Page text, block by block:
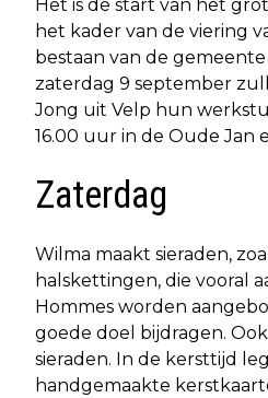
Het is de start van het
het kader van de viering
bestaan van de
zaterdag 9 september
Jong uit Velp hun
16.00 uur in de Oude Jan
Zaterdag
Wilma maakt sieraden,
halskettingen, die vooral
Hommes worden
goede doel bijdragen.
sieraden. In de kersttijd
handgemaakte